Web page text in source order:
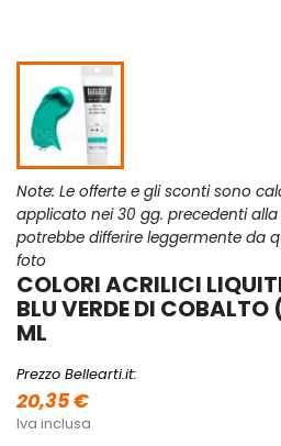
Note: Le offerte e gli sconti sono
applicato nei 30 gg. precedenti
potrebbe differire leggermente da
foto
COLORI ACRILICI
BLU VERDE DI
ML
Prezzo Bellearti.it:
20,35 €
Iva inclusa